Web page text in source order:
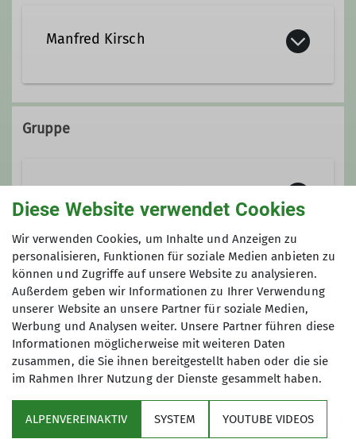
Manfred Kirsch
0172/77 453 90
Gruppe
Wir sindeine Wandergruppe unter
dem Dach des Deutschen
Alpenvereins – Sektion Fürth.
Der Name unserer Gruppe„Franken zu
Fuß“ist Programm:Wir sind
überwiegend Franken und wir
wandern in Franken.Wir
durchwandern hierbei sowohl die
Haßberge, den Steigerwald, die Höhen
Anmeldung
0172/7745390
Sektion
Diese Website verwendet Cookies
Wir verwenden Cookies, um Inhalte und Anzeigen zu
personalisieren, Funktionen für soziale Medien anbieten zu
können und Zugriffe auf unsere Website zu analysieren.
Außerdem geben wir Informationen zu Ihrer Verwendung
unserer Website an unsere Partner für soziale Medien,
Werbung und Analysen weiter. Unsere Partner führen diese
Informationen möglicherweise mit weiteren Daten
zusammen, die Sie ihnen bereitgestellt haben oder die sie
im Rahmen Ihrer Nutzung der Dienste gesammelt haben.
ALPENVEREINAKTIV SYSTEM YOUTUBE VIDEOS